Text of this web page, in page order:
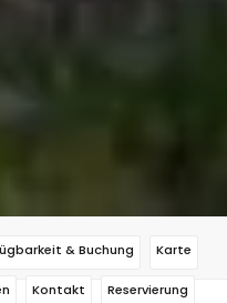
& Buchung Karte
Kontakt Reservierung